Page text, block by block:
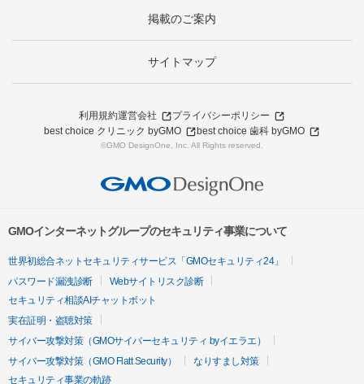
掲載のご案内
サイトマップ
利用規約運営会社
プライバシーポリシー
best choice クリニック byGMO
best choice 歯科 byGMO
©GMO DesignOne, Inc. All Rights reserved.
GMOインターネットグループのセキュリティ事業について
世界初総合ネットセキュリティサービス「GMOセキュリティ24」
パスワード漏洩診断
Webサイトリスク診断
セキュリティ相談AIチャットボット
実在証明・盗聴対策
サイバー攻撃対策（GMOサイバーセキュリティ byイエラエ）
サイバー攻撃対策（GMO Flatt Security）
なりすまし対策
セキュリティ事業の軌跡